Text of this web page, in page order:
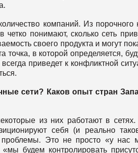
компаний. Из порочного
понимают, сколько сеть
своего продукта и могут
точка, в которой определяется,
приведет к конфликтной
сети? Каков опыт стран
из них работают в
себя (и реально
Это не просто «у нас
будем контролировать